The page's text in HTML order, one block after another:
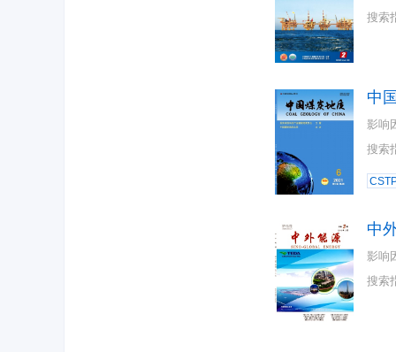
搜索
中
影响
搜索
中
影响
搜索